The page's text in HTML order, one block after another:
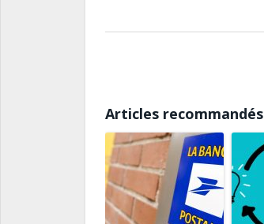
Articles recommandés